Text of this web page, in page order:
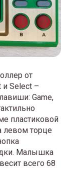
от
и Select –
Game,
пластиковой
левом торце
Малышка
всего 68